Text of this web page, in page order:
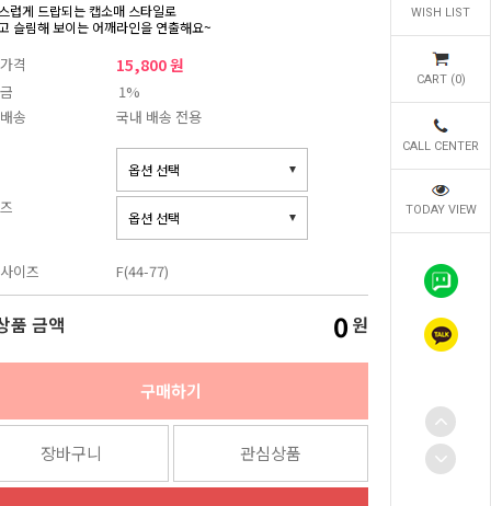
WISH LIST
CART (0)
CALL CENTER
TODAY VIEW
럽게 드랍되는 캡소매 스타일로
슬림해 보이는 어깨라인을 연출해요~
격 15,800 원
1%
송
국내 배송 전용
이즈 F(44-77)
품 금액 0 원
구매하기
장바구니 관심상품